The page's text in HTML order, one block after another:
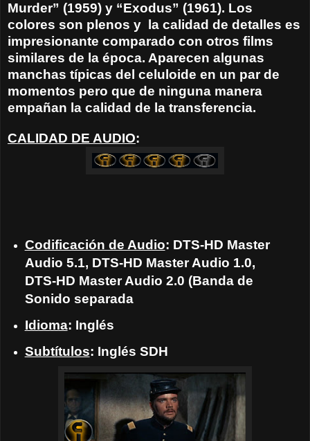
Murder” (1959) y “Exodus” (1961). Los
colores son plenos y la calidad de detalles es
impresionante comparado con otros films
similares de la época. Aparecen algunas
manchas típicas del celuloide en un par de
momentos pero que de ninguna manera
empañan la calidad de la transferencia.
CALIDAD DE AUDIO:
Codificación de Audio: DTS-HD Master
Audio 5.1, DTS-HD Master Audio 1.0,
DTS-HD Master Audio 2.0 (Banda de
Sonido separada
Idioma: Inglés
Subtítulos: Inglés SDH